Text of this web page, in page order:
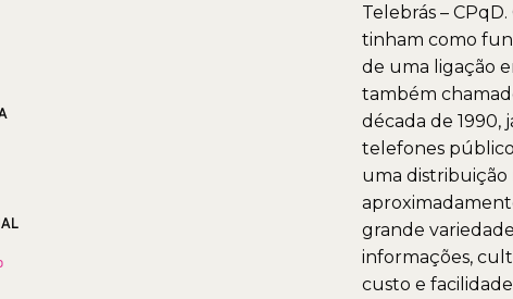
Telebrás –
tinham como
de uma ligação
também
década de 1990,
telefones
uma distribuição
grande
informações,
custo e